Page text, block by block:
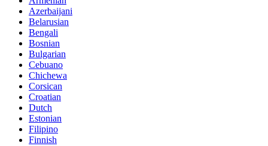
Azerbaijani
Belarusian
Bengali
Bosnian
Bulgarian
Cebuano
Chichewa
Corsican
Croatian
Dutch
Estonian
Filipino
Finnish